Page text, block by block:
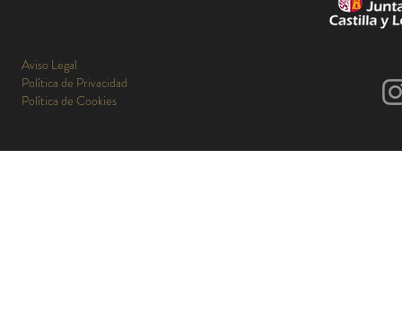
Aviso Legal
Política de Privacidad
Política de Cookies